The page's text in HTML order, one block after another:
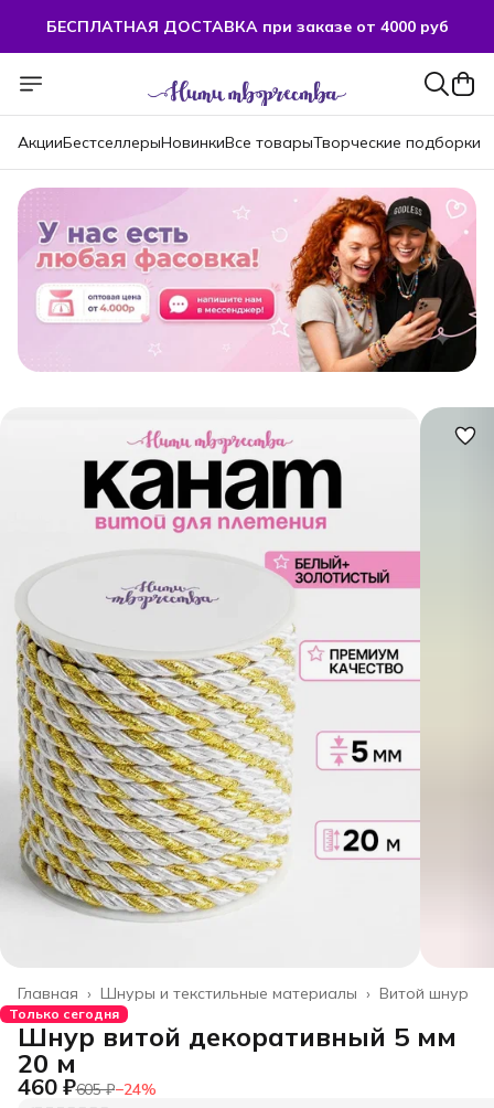
БЕСПЛАТНАЯ ДОСТАВКА при заказе от 4000 руб
АкцииБестселлерыНовинкиВсе товарыТворческие подборки
Витой шнур
Шнуры и текстильные материалы ›
Главная ›
Только сегодня
Шнур витой декоративный 5 мм
20 м
460 ₽605 ₽−24%